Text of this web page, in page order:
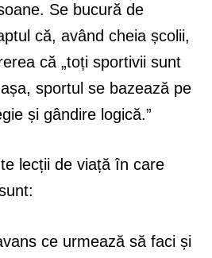
Se bucură de
că, având cheia școlii,
că „toți sportivii sunt
sportul se bazează pe
și gândire logică.”
lecții de viață în care
ce urmează să faci și